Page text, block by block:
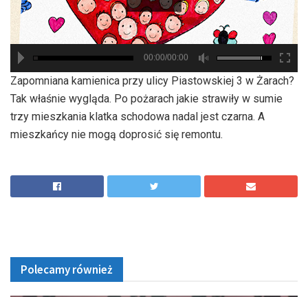
hd2880
hd2160
hd2160
hd1440
highres
hd1080
hd720
large
medium
small
tiny
00:00/00:00
Zapomniana kamienica przy ulicy Piastowskiej 3 w Żarach?
Tak właśnie wygląda. Po pożarach jakie strawiły w sumie
trzy mieszkania klatka schodowa nadal jest czarna. A
mieszkańcy nie mogą doprosić się remontu.
Polecamy również